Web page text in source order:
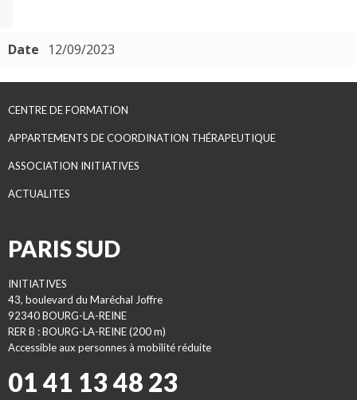
Date 12/09/2023
CENTRE DE FORMATION
APPARTEMENTS DE COORDINATION THÉRAPEUTIQUE
ASSOCIATION INITIATIVES
ACTUALITES
PARIS SUD
INITIATIVES
43, boulevard du Maréchal Joffre
92340 BOURG-LA-REINE
RER B : BOURG-LA-REINE (200 m)
Accessible aux personnes à mobilité réduite
01 41 13 48 23